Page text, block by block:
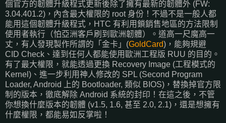
個官方的韌體升級程式更新後除了擁有最新的韌體外 (FW:
3.04.401.2)，內含最大權限的 root 身份！不過不是一般人都
能用這個韌體升級程式，HTC 有利用鎖銷售地區的方法限制
使用者執行（怕亞洲客戶刷到歐洲韌體）。道高一尺魔高一
丈，有人發現製作所謂的「金卡」(GoldCard)，能夠規避
CID Check、達到任何人都能使用歐洲工程版 RUU 的目的。
有了最大權限，就能透過更換 Recovery Image (工程模式的
Kernel)、進一步利用神人修改的 SPL (Second Program
Loader, Android 上的 Bootloader, 類似 BIOS)，替換掉官方限
制的版本，徹底解除 Android 系統的封印！在這之後，不管
你想換什麼版本的韌體 (v1.5, 1.6, 甚至 2.0, 2.1)，還是想擁有
什麼權限，都能易如反掌啦！